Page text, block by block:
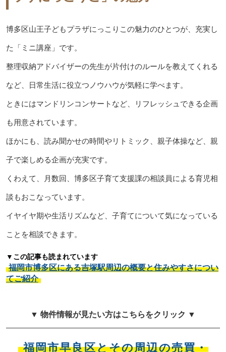
博多区山王子どもプラザにっこりこの魅力のひとつが、充実し
た「ミニ講座」です。
整理収納アドバイザーの先生が片付けのルールを教えてくれる
など、日常生活に役立つノウハウが気軽に学べます。
ときにはマンドリンコンサートなど、リフレッシュできる企画
も用意されています。
ほかにも、読み聞かせの時間やリトミック、親子体操など、親
子で楽しめる企画が充実です。
くわえて、月数回、博多区子育て支援課の相談員による育児相
談もおこなっています。
イヤイヤ期や生活リズムなど、子育てについて気になっている
ことを相談できます。
▼この記事も読まれています
福岡市博多区にある吉塚駅周辺の概要と住みやすさについ
てご紹介
▼ 物件情報が見たい方はこちらをクリック ▼
福岡市早良区とその周辺の売買・